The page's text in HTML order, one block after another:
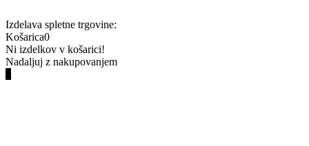
Izdelava spletne trgovine:
Košarica0
Ni izdelkov v košarici!
Nadaljuj z nakupovanjem